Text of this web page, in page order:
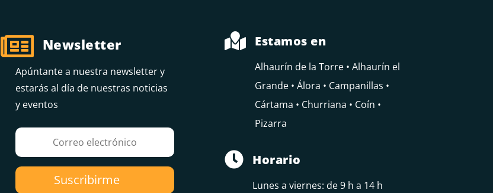
 Newsletter
Apúntante a nuestra newsletter y
estarás al día de nuestras noticias
y eventos
Suscribirme
 Estamos en
Alhaurín de la Torre • Alhaurín el
Grande • Álora • Campanillas •
Cártama • Churriana • Coín •
Pizarra
 Horario
Lunes a viernes: de 9 h a 14 h